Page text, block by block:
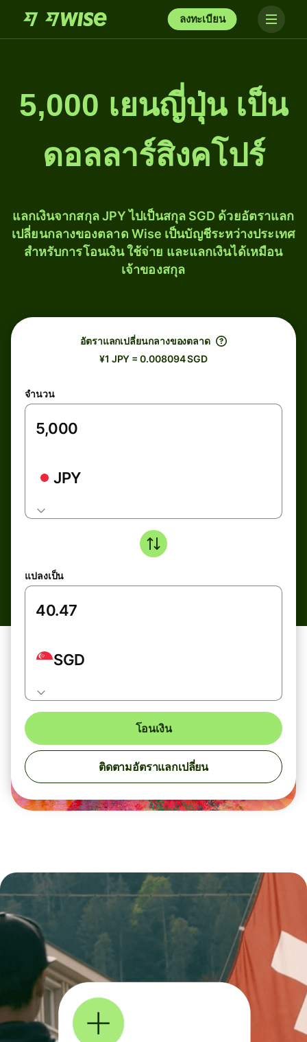
ลงทะเบียน
5,000 เยนญี่ปุ่น เป็น
ดอลลาร์สิงคโปร์
แลกเงินจากสกุล JPY ไปเป็นสกุล SGD ด้วยอัตราแลก
เปลี่ยนกลางของตลาด Wise เป็นบัญชีระหว่างประเทศ
สำหรับการโอนเงิน ใช้จ่าย และแลกเงินได้เหมือน
เจ้าของสกุล
อัตราแลกเปลี่ยนกลางของตลาด
¥1 JPY = 0.008094 SGD
จำนวน
JPY
แปลงเป็น
SGD
โอนเงิน
ติดตามอัตราแลกเปลี่ยน